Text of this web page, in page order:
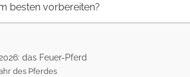
besten vorbereiten?
das Feuer-Pferd
des Pferdes